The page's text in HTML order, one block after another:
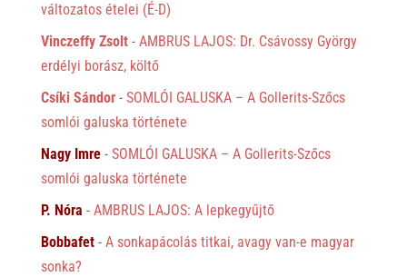
változatos ételei (É-D)
Vinczeffy Zsolt- AMBRUS LAJOS: Dr. Csávossy György
erdélyi borász, költő
Csíki Sándor- SOMLÓI GALUSKA – A Gollerits-Szőcs
somlói galuska története
Nagy Imre- SOMLÓI GALUSKA – A Gollerits-Szőcs
somlói galuska története
P. Nóra - AMBRUS LAJOS: A lepkegyűjtő
Bobbafet- A sonkapácolás titkai, avagy van-e magyar
sonka?